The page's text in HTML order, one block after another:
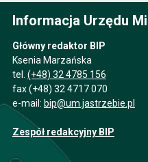
Informacja Urzędu
Główny redaktor BIP
Ksenia Marzańska
tel. (+48) 32 4785 156
fax (+48) 32 4717 070
e-mail: bip@um.jastrzebie.pl
Zespół redakcyjny BIP